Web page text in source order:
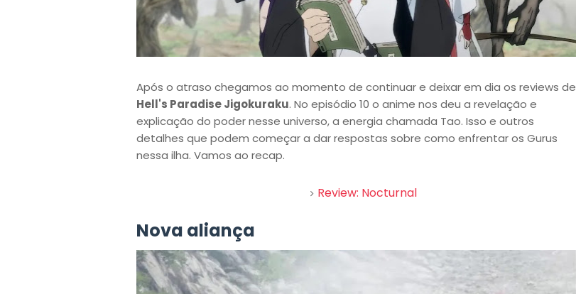
Após o atraso chegamos ao momento de continuar e deixar em dia os reviews de
Hell's Paradise Jigokuraku. No episódio 10 o anime nos deu a revelação e
explicação do poder nesse universo, a energia chamada Tao. Isso e outros
detalhes que podem começar a dar respostas sobre como enfrentar os Gurus
nessa ilha. Vamos ao recap.
Review: Nocturnal
Nova aliança